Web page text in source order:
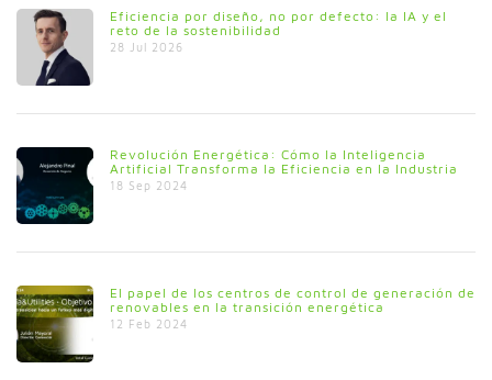
Eficiencia por diseño, no por defecto: la IA y el
reto de la sostenibilidad
28 Jul 2026
Revolución Energética: Cómo la Inteligencia
Artificial Transforma la Eficiencia en la Industria
18 Sep 2024
El papel de los centros de control de generación de
renovables en la transición energética
12 Feb 2024